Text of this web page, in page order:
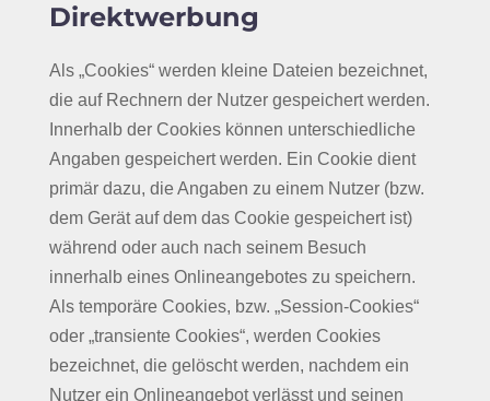
Direktwerbung
Als „Cookies“ werden kleine Dateien bezeichnet,
die auf Rechnern der Nutzer gespeichert werden.
Innerhalb der Cookies können unterschiedliche
Angaben gespeichert werden. Ein Cookie dient
primär dazu, die Angaben zu einem Nutzer (bzw.
dem Gerät auf dem das Cookie gespeichert ist)
während oder auch nach seinem Besuch
innerhalb eines Onlineangebotes zu speichern.
Als temporäre Cookies, bzw. „Session-Cookies“
oder „transiente Cookies“, werden Cookies
bezeichnet, die gelöscht werden, nachdem ein
Nutzer ein Onlineangebot verlässt und seinen